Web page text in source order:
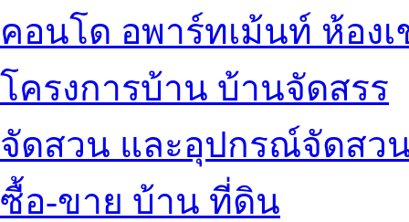
คอนโด อพาร์ทเม้นท์ ห้องเ
โครงการบ้าน บ้านจัดสรร
จัดสวน และอุปกรณ์จัดสว
ซื้อ-ขาย บ้าน ที่ดิน